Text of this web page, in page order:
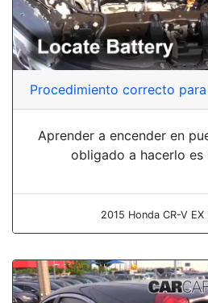
Procedimiento correcto
Aprender a encender en
obligado a hacerlo es
2015 Honda CR-V